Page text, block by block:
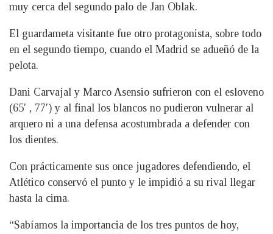
muy cerca del segundo palo de Jan Oblak.
El guardameta visitante fue otro protagonista, sobre todo
en el segundo tiempo, cuando el Madrid se adueñó de la
pelota.
Dani Carvajal y Marco Asensio sufrieron con el esloveno
(65′ , 77′) y al final los blancos no pudieron vulnerar al
arquero ni a una defensa acostumbrada a defender con
los dientes.
Con prácticamente sus once jugadores defendiendo, el
Atlético conservó el punto y le impidió a su rival llegar
hasta la cima.
“Sabíamos la importancia de los tres puntos de hoy,